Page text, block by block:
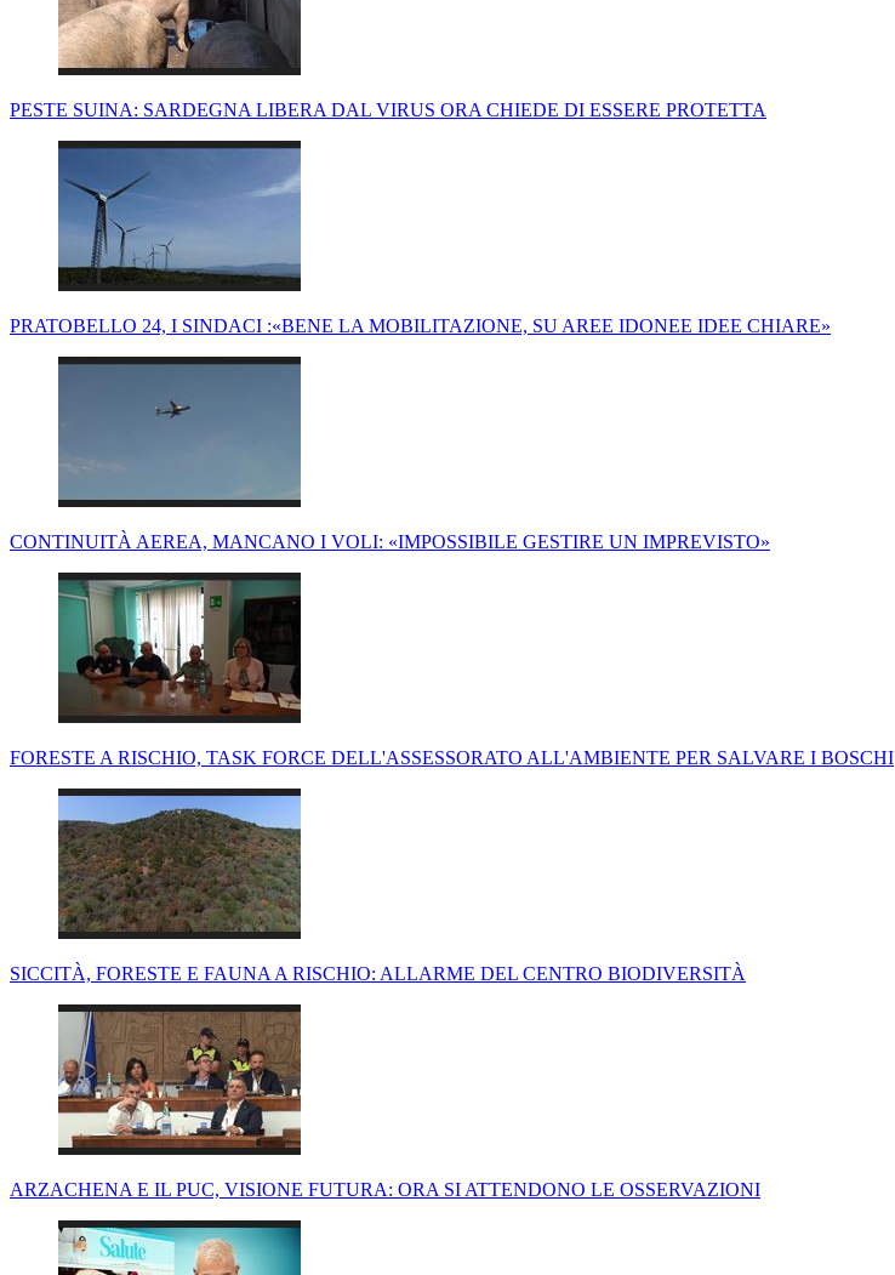
PESTE SUINA: SARDEGNA LIBERA DAL VIRUS ORA CHIEDE DI ESSERE PROTETTA
PRATOBELLO 24, I SINDACI :«BENE LA MOBILITAZIONE, SU AREE IDONEE IDEE CHIARE»
CONTINUITÀ AEREA, MANCANO I VOLI: «IMPOSSIBILE GESTIRE UN IMPREVISTO»
FORESTE A RISCHIO, TASK FORCE DELL'ASSESSORATO ALL'AMBIENTE PER SALVARE I BOSCHI
SICCITÀ, FORESTE E FAUNA A RISCHIO: ALLARME DEL CENTRO BIODIVERSITÀ
ARZACHENA E IL PUC, VISIONE FUTURA: ORA SI ATTENDONO LE OSSERVAZIONI